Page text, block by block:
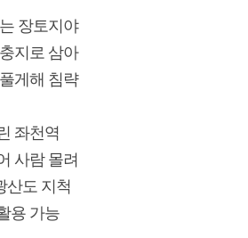
장토지야
지로 삼아
게해 침략
좌천역
사람 몰려
산도 지척
용 가능